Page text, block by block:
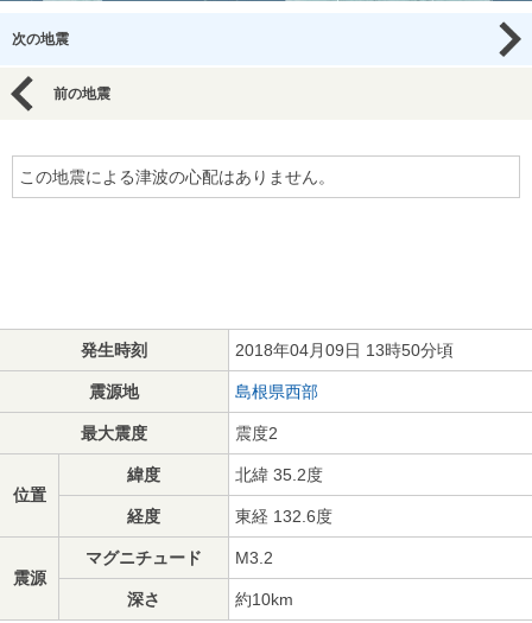
次の地震
前の地震
この地震による津波の心配はありません。
発生時刻 2018年04月09日 13時50分頃
震源地 島根県西部
最大震度 震度2
位置
緯度 北緯 35.2度
経度 東経 132.6度
震源
マグニチュード M3.2
深さ 約10km